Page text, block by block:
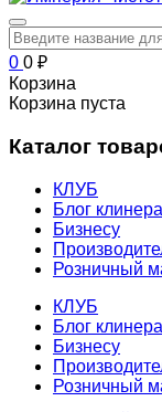
0 0 ₽
Корзина
Корзина пуста
Каталог
КЛУБ
Блог клинера
Бизнесу
Розничный
КЛУБ
Блог клинера
Бизнесу
Розничный